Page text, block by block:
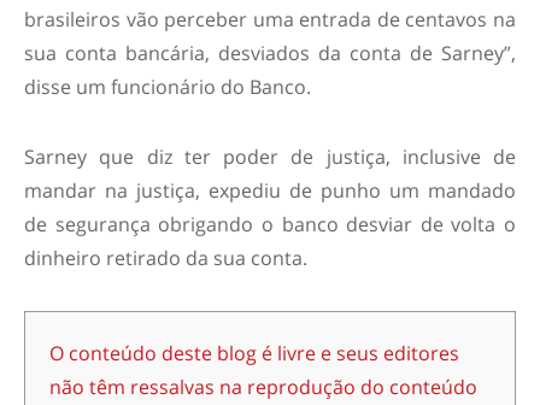
brasileiros vão perceber uma entrada de centavos na
sua conta bancária, desviados da conta de Sarney”,
disse um funcionário do Banco.
Sarney que diz ter poder de justiça, inclusive de
mandar na justiça, expediu de punho um mandado
de segurança obrigando o banco desviar de volta o
dinheiro retirado da sua conta.
O conteúdo deste blog é livre e seus editores
não têm ressalvas na reprodução do conteúdo